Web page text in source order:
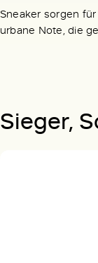
Sneaker sorgen
urbane Note, die
Sieger,